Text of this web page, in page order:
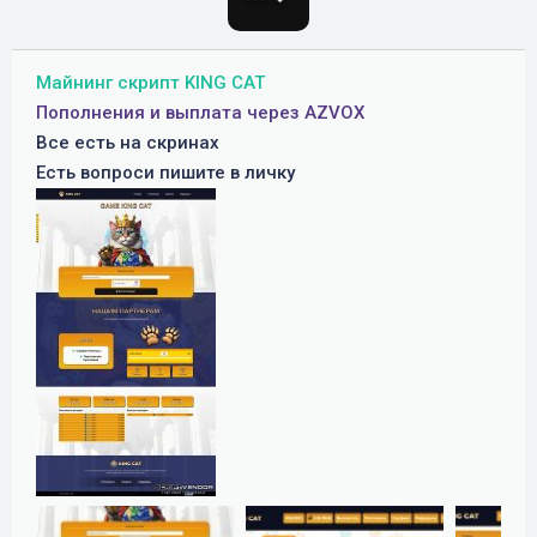
а
н
и
я
Майнинг скрипт KING CAT
Пополнения и выплата через AZVOX
Все есть на скринах
Есть вопроси пишите в личку